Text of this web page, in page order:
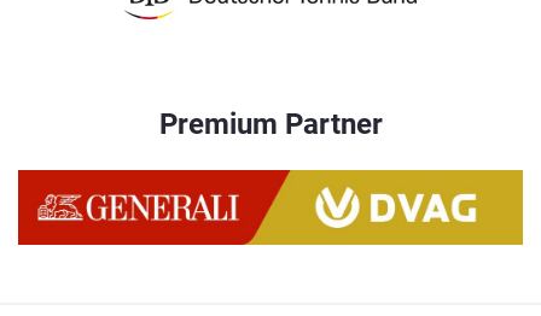
Premium Partner